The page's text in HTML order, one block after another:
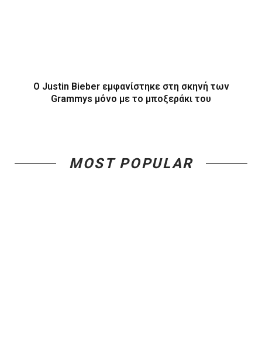
O Justin Bieber εμφανίστηκε στη σκηνή των
Grammys μόνο με το μποξεράκι του
MOST POPULAR